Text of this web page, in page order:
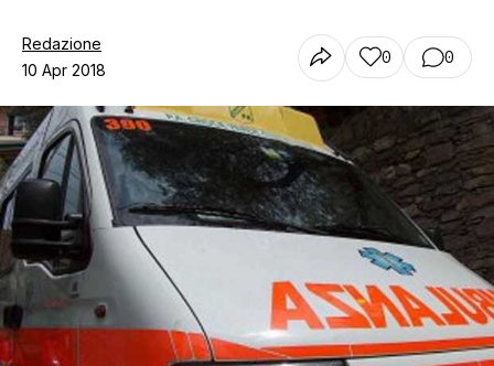
Chi siamo
Contatti
Redazione
10 Apr 2018
0 0